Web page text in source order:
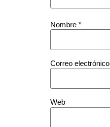
Nombre *
Correo electrónico
Web